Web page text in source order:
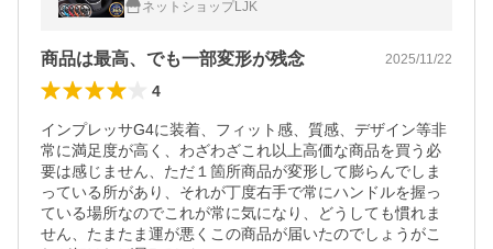
ズキ ダイハツ
ネットショップLJK
商品は最高、でも一部変形が残念 2025/11/22
4
インプレッサG4に装着、フィット感、質感、デザイン等非
常に満足度が高く、わざわざこれ以上高価な商品を買う必
要は感じません、ただ１箇所商品が変形して膨らんでしま
っている所があり、それが丁度右手で常にハンドルを握っ
ている場所なのでこれが常に気になり、どうしても慣れま
せん、たまたま運が悪くこの商品が届いたのでしょうがこ